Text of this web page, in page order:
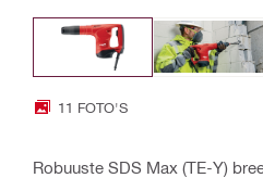
11 FOTO'S
Robuuste SDS Max (TE-Y)